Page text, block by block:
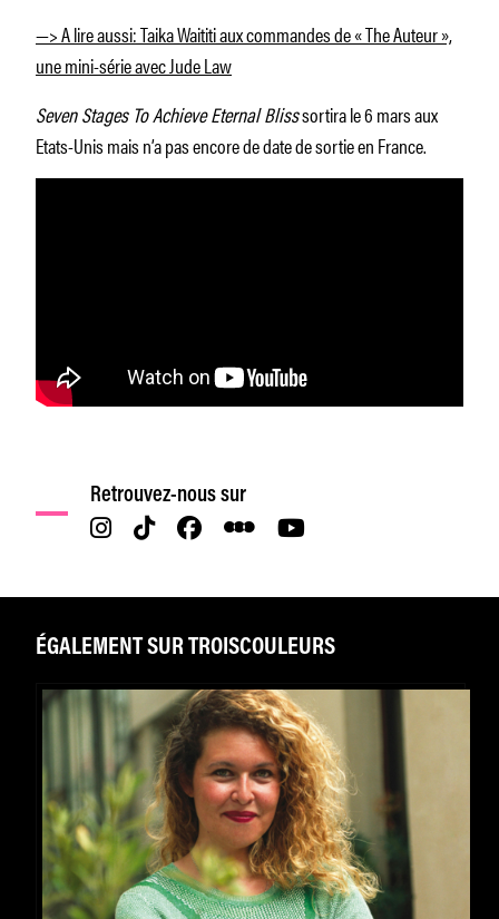
—> A lire aussi: Taika Waititi aux commandes de « The Auteur »,
une mini-série avec Jude Law
Seven Stages To Achieve Eternal Blisssortira le 6 mars aux
Etats-Unis mais n’a pas encore de date de sortie en France.
Retrouvez-nous sur
ÉGALEMENT SUR TROISCOULEURS